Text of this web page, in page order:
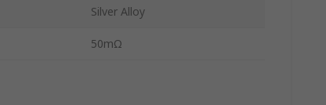
Silver Alloy
50mΩ